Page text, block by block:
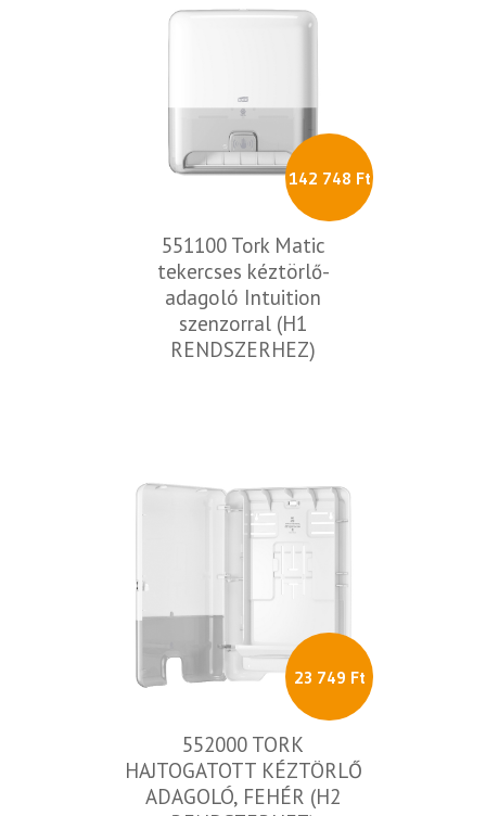
142 748 Ft
551100 Tork Matic
tekercses kéztörlő-
adagoló Intuition
szenzorral (H1
RENDSZERHEZ)
23 749 Ft
552000 TORK
HAJTOGATOTT KÉZTÖRLŐ
ADAGOLÓ, FEHÉR (H2